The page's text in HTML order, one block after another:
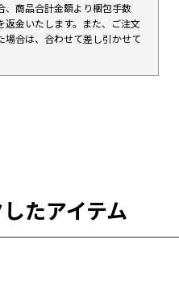
商品合計金額より梱包手数
金いたします。また、ご注文
場合は、合わせて差し引かせて
たアイテム